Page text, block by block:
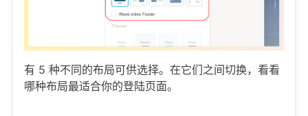
有 5 种不同的布局可供选择。在它们之间切换，看看
哪种布局最适合你的登陆页面。